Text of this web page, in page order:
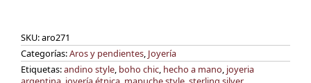
SKU:aro271
Categorías:Aros y pendientes, Joyería
Etiquetas:andino style, boho chic, hecho a mano, joyeria